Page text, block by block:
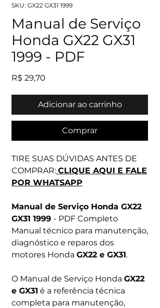
SKU: GX22 GX31 1999
Manual de Serviço
Honda GX22 GX31
1999 - PDF
R$ 29,70
Adicionar ao carrinho
Comprar
TIRE SUAS DÚVIDAS ANTES DE
COMPRAR: CLIQUE AQUI E FALE
POR WHATSAPP
Manual de Serviço Honda GX22
GX31 1999 - PDF Completo
Manual técnico para manutenção,
diagnóstico e reparos dos
motores Honda GX22 e GX31.
O Manual de Serviço Honda GX22
e GX31 é a referência técnica
completa para manutenção,